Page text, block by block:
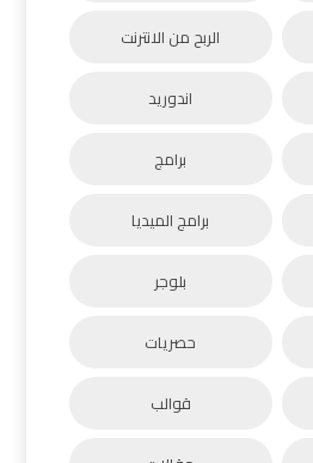
الربح من الانترنت
اندوريد
برامج
برامج الميديا
بلوجر
حصريات
قوالب